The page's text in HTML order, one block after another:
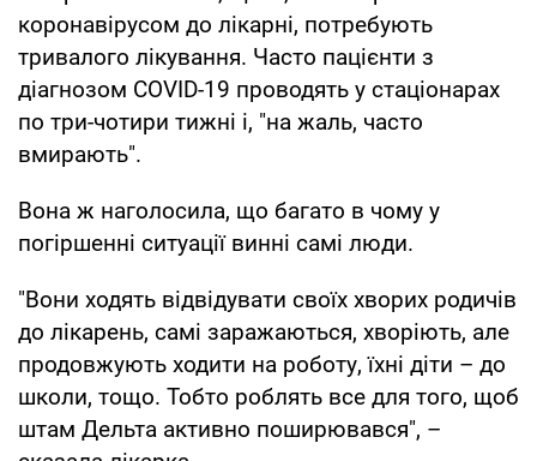
коронавірусом до лікарні, потребують
тривалого лікування. Часто пацієнти з
діагнозом COVID-19 проводять у стаціонарах
по три-чотири тижні і, "на жаль, часто
вмирають".
Вона ж наголосила, що багато в чому у
погіршенні ситуації винні самі люди.
"Вони ходять відвідувати своїх хворих родичів
до лікарень, самі заражаються, хворіють, але
продовжують ходити на роботу, їхні діти – до
школи, тощо. Тобто роблять все для того, щоб
штам Дельта активно поширювався", –